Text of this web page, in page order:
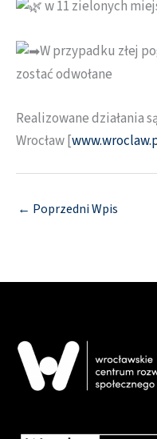
w 11 zielonych
W przypadku złej
zostać odwołane
Realizowane działania
Wrocław [
← Poprzedni Wpis